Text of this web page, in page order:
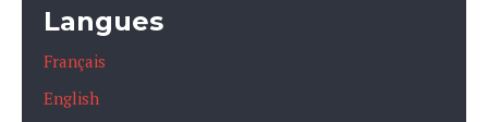
Langues
Français
English